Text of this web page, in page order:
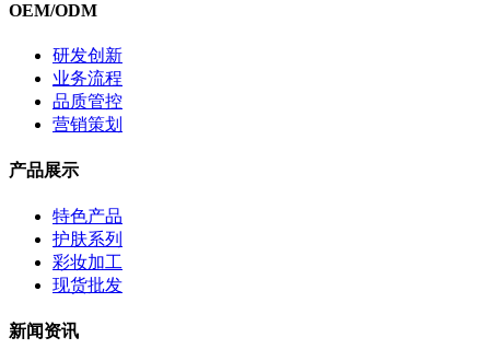
OEM/ODM
研发创新
业务流程
品质管控
营销策划
产品展示
特色产品
护肤系列
彩妆加工
现货批发
新闻资讯